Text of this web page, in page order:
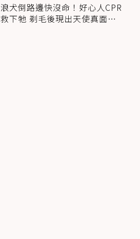
浪犬倒路邊快沒命！好心人CPR
救下牠 剃毛後現出天使真面目